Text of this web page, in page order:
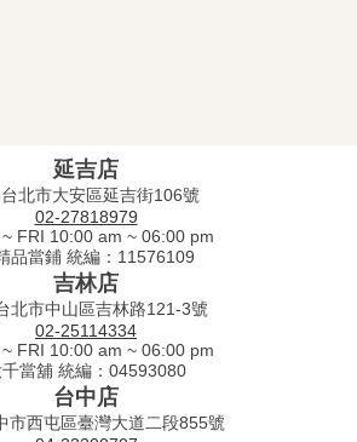
延吉店
北市大安區延吉街106號
02-27818979
FRI 10:00 am ~ 06:00 pm
品當鋪 統編：11576109
吉林店
北市中山區吉林路121-3號
02-25114334
FRI 10:00 am ~ 06:00 pm
千當舖 統編：04593080
台中店
市西屯區臺灣大道二段855號